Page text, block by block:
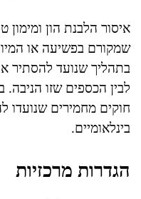
איסור הלבנת הון ומימון
שמקורם בפשיעה או
בתהליך שנועד להסתיר
לבין הכספים שזו הניבה.
חוקים מחמירים שנועדו
בינלאומיים.
הגדרות מרכזיות